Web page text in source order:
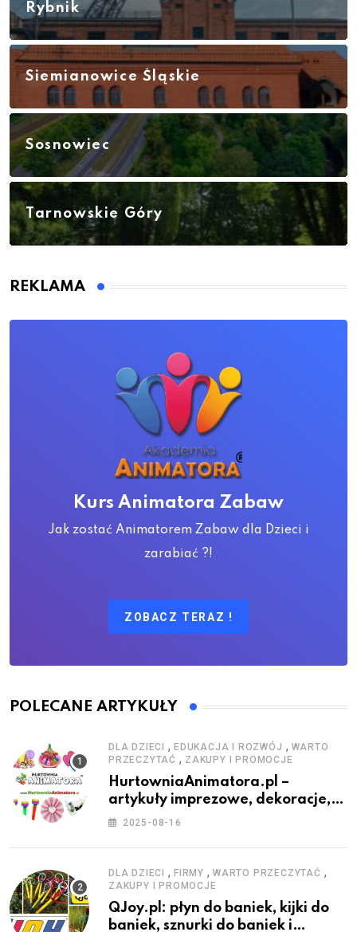
Rybnik
Siemianowice Śląskie
Sosnowiec
Tarnowskie Góry
REKLAMA
Kurs Animatora Zabaw
Jak zostać Animatorem Zabaw dla Dzieci i
zarabiać ?!
ZOBACZ TERAZ !
POLECANE ARTYKUŁY
DLA DZIECI , EDUKACJA I ROZWÓJ , WARTO
PRZECZYTAĆ , ZAKUPY I PROMOCJE
HurtowniaAnimatora.pl –
artykuły imprezowe, dekoracje,
stroje i akcesoria dla animatorów
2025-08-16
DLA DZIECI , FIRMY , WARTO PRZECZYTAĆ ,
ZAKUPY I PROMOCJE
QJoy.pl: płyn do baniek, kijki do
baniek, sznurki do baniek i